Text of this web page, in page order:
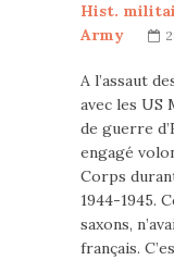
Hist.
Army
A l’assaut
avec les US
de guerre
engagé
Corps
1944-1945.
saxons,
français.